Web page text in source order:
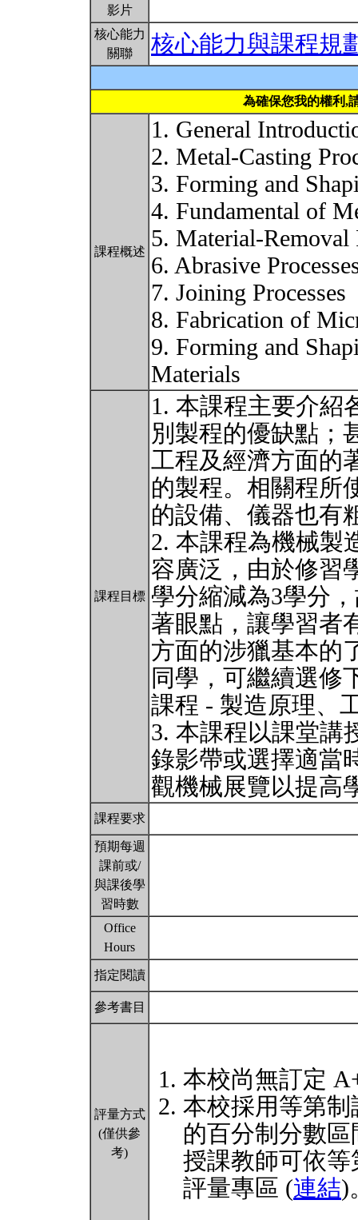
影片
核心能力
關聯
核心能力與課程規
為確保您我的權利,
課程概述
1. General
2. Metal-Casting
3. Forming and
4. Fundamental of
5. Material-Removal
6. Abrasive
7. Joining Processes
8. Fabrication of
9. Forming and
Materials
課程目標
1. 本課程主要介紹
別製程的優缺點；
工程及經濟方面的
的製程。相關程所
的設備、儀器也有
2. 本課程為機械製
容廣泛，由於修習
學分縮減為3學分
著眼點，讓學習者
方面的涉獵基本的
同學，可繼續選修
課程 - 製造原理、
3. 本課程以課堂講
錄影帶或選擇適當
觀機械展覽以提高
課程要求
預期每週
課前或/
與課後學
習時數
Office
Hours
指定閱讀
參考書目
評量方式
(僅供參
考)
本校尚無訂定
本校採用等第
的百分制分數
授課教師可依
評量專區 (連結)